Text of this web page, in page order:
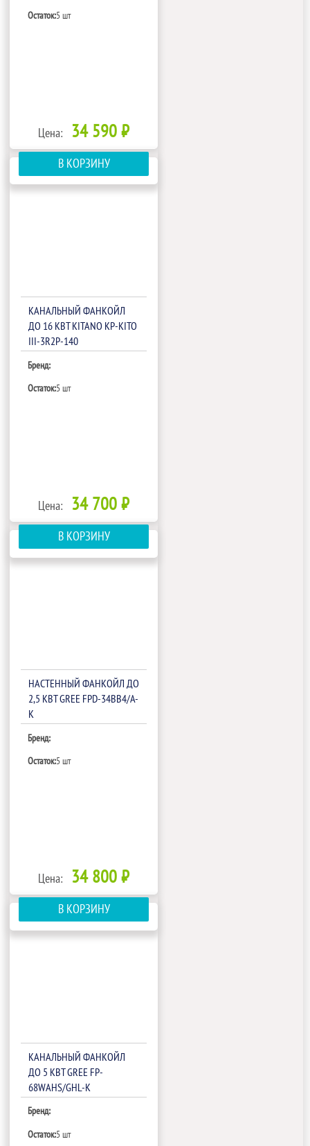
Остаток:5 шт
Цена: 34 590 ₽
В КОРЗИНУ
КАНАЛЬНЫЙ ФАНКОЙЛ
ДО 16 КВТ KITANO KP-KITO
III-3R2P-140
Бренд:
Остаток:5 шт
Цена: 34 700 ₽
В КОРЗИНУ
НАСТЕННЫЙ ФАНКОЙЛ ДО
2,5 КВТ GREE FPD-34BB4/A-
K
Бренд:
Остаток:5 шт
Цена: 34 800 ₽
В КОРЗИНУ
КАНАЛЬНЫЙ ФАНКОЙЛ
ДО 5 КВТ GREE FP-
68WAHS/GHL-K
Бренд:
Остаток:5 шт